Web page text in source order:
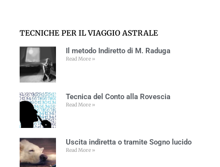
TECNICHE PER IL VIAGGIO ASTRALE
Il metodo Indiretto di M. Raduga
Read More »
Tecnica del Conto alla Rovescia
Read More »
Uscita indiretta o tramite Sogno lucido
Read More »